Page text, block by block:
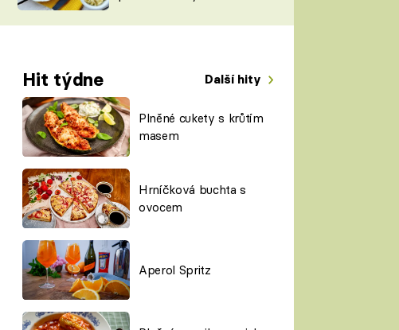
Hit týdne Další hity
Plněné cukety s krůtím
masem
Hrníčková buchta s
ovocem
Aperol Spritz